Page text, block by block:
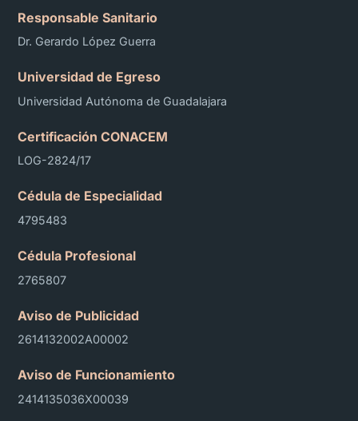
Responsable Sanitario
Dr. Gerardo López Guerra
Universidad de Egreso
Universidad Autónoma de Guadalajara
Certificación CONACEM
LOG-2824/17
Cédula de Especialidad
4795483
Cédula Profesional
2765807
Aviso de Publicidad
2614132002A00002
Aviso de Funcionamiento
2414135036X00039